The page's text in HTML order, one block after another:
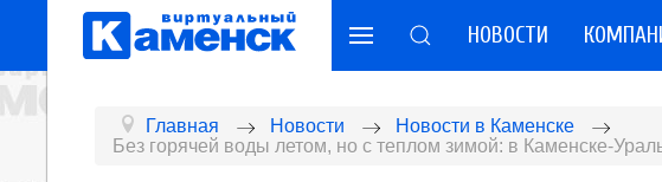
НОВОСТИ
Главная Новости
Новости в Каменске
Без горячей воды летом, но с теплом зимой: в Каменске-